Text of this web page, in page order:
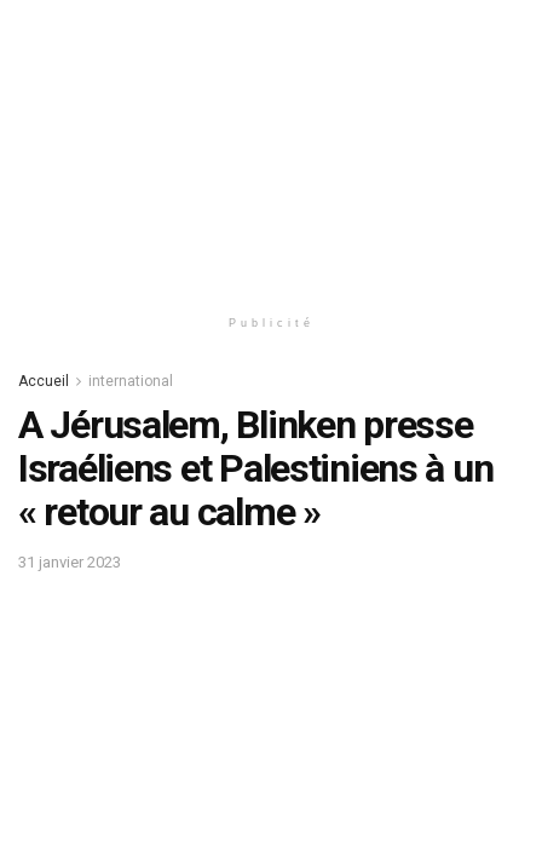
Publicité
Accueil international
A Jérusalem, Blinken presse
Israéliens et Palestiniens à un
« retour au calme »
31 janvier 2023